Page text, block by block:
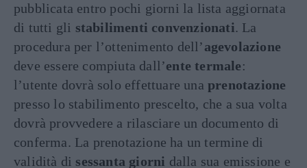
pubblicata entro pochi giorni la lista aggiornata
di tutti gli stabilimenti convenzionati. La
procedura per l’ottenimento dell’agevolazione
deve essere compiuta dall’ente termale:
l’utente dovrà solo effettuare una prenotazione
presso lo stabilimento prescelto, che a sua volta
dovrà provvedere a rilasciare un documento di
conferma. La prenotazione ha un termine di
validità di sessanta giorni dalla sua emissione e